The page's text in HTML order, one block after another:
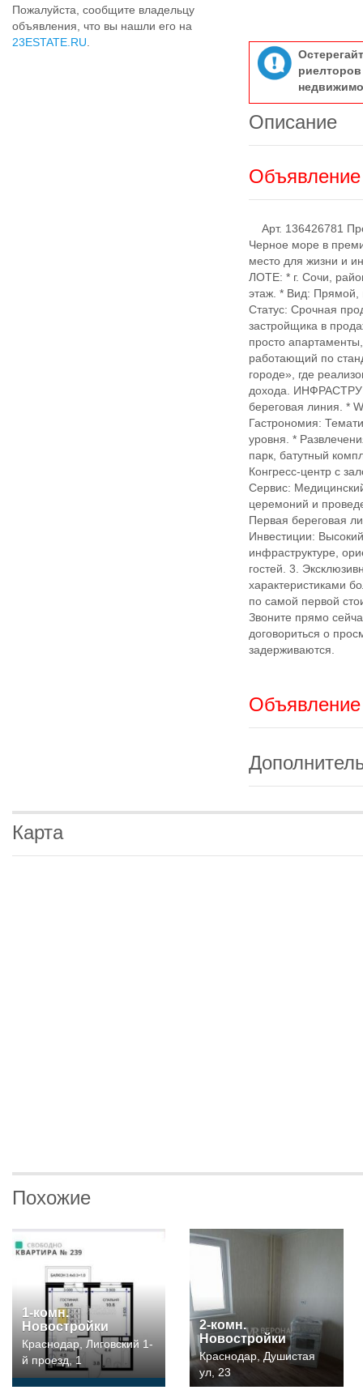
Пожалуйста, сообщите владельцу
объявления, что вы нашли его на
23ESTATE.RU
Описание
Объявление
Арт. 136426781
Черное море в
место для жизни и
ЛОТЕ: * г. Сочи,
этаж. * Вид:
Статус: Срочная
застройщика в
просто
работающий по
городе», где
дохода.
береговая линия. *
Гастрономия:
уровня. *
парк, батутный
Конгресс-центр с
Сервис:
церемоний и
Первая береговая
Инвестиции:
инфраструктуре,
гостей. 3.
характеристиками
по самой первой
Звоните прямо
договориться о
задерживаются.
Объявление
Карта
Похожие
1-комн.
Новостройки
Краснодар, Лиговский 1-
й проезд, 1
2-комн.
Новостройки
Краснодар, Душистая
ул, 23